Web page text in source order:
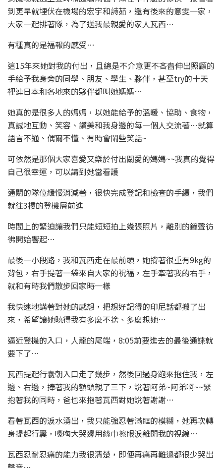
到更早就埋伏在機場的宏宇和詩茹，還有後來的意雯一家，
大家一起排著隊，為了送我最親愛的家人瓦西…
有種真的是福報的感受…
這15年來她對我的付出，且總是不介意更不吝嗇伸出照顧的
手給予我身旁的同學、朋友、學生、夥伴，甚至try的十天
裡連日本和各地來的夥伴都叫她媽媽…
她真的是很多人的媽媽，以她能給予的溫暖、協助、食物，
真誠地互動、笑容、讚美和我身邊的每一個人交流著…就算
語言不通、偶爾不懂、有時會鬧些笑話~
可依然是那個大家喜愛又樂於付出關愛的媽媽~~我真的覺得
自己很幸運，可以請到她當看護
通關的隊位緩慢消減著，很快完成登記和檢查的手續，我們
就往3樓的登機層前進
時間上的緊迫讓我們只能短短拍上幾張照片，離別的鐘聲彷
彿開始響起…
最後一小段路，我和瓦西走在最前頭，她揹著很重有9kg的
背包，右手提著一袋來自大家的祝福，左手牽著我的右手，
就和有時我們散步回家時一樣
我快速地講著對她的感想，把想好記得的印尼話都搬了出
來，希望讓她曉得我有多麼不捨、多麼想她…
逼近登機的入口，人龍的尾端，8:05前要進去的最後通諜就
要下了…
瓦西提起行囊朝入口走了幾步，然後回過身跑來抱住我，左
邊、右邊，捧著我的額頭親了三下，說著阿弟~阿弟啊~~緊
抱著我的同時，爸也來抱著瓦西對她說著謝謝…
看著瓦西的淚水湧出，我只能強忍著滿眶的模糊，她再次轉
身提起行囊，嚎啕大哭邊用絲巾擦眼淚離開我的視線…
瓦西忍耐忍痛的能力我很清楚，即便再痛再難過都很少哭出